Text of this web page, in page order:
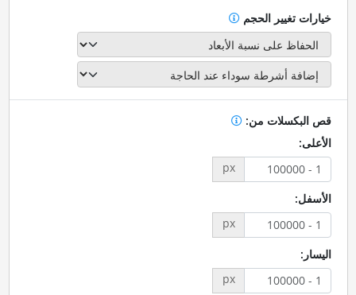
خيارات تغيير الحجم
قص البكسلات من:
الأعلى:
px
الأسفل:
px
اليسار:
px